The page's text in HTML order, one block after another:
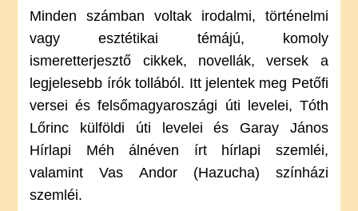
Minden számban voltak irodalmi, történelmi
vagy esztétikai témájú, komoly
ismeretterjesztő cikkek, novellák, versek a
legjelesebb írók tollából. Itt jelentek meg Petőfi
versei és felsőmagyaroszági úti levelei, Tóth
Lőrinc külföldi úti levelei és Garay János
Hírlapi Méh álnéven írt hírlapi szemléi,
valamint Vas Andor (Hazucha) színházi
szemléi.